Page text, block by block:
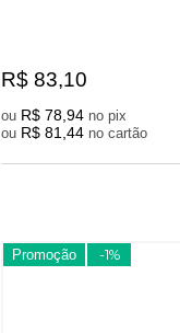
R$ 83,10
ou R$ 78,94
no pix
ou R$ 81,44 no cartão
Promoção -1%